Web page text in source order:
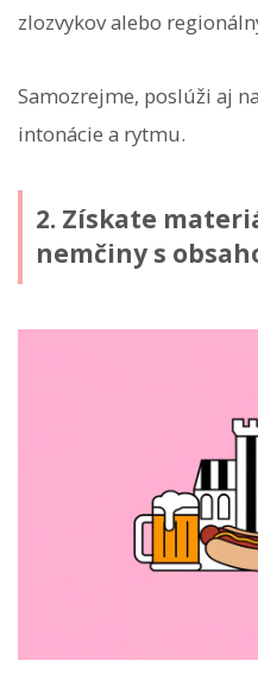
zlozvykov alebo
Samozrejme, poslúži aj
intonácie a rytmu.
2. Získate
nemčiny s